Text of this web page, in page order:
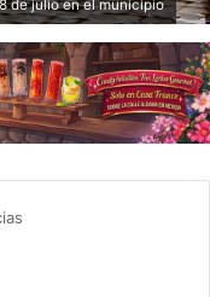
de julio en el municipio